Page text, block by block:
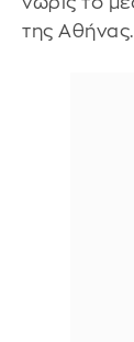
της Αθήνας.